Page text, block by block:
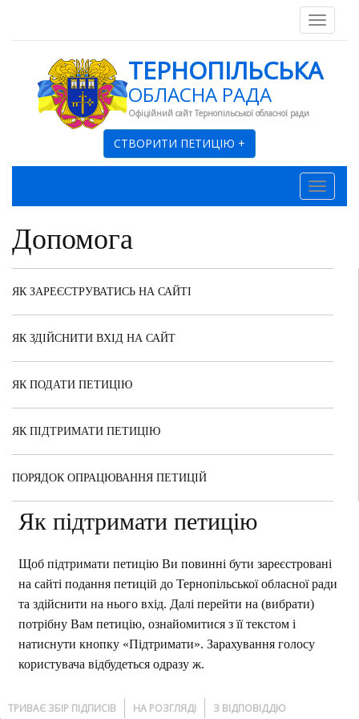
Toggle
ТЕРНОПІЛЬСЬКА
ОБЛАСНА РАДА
Офіційний сайт Тернопільської обласної ради
СТВОРИТИ ПЕТИЦІЮ +
Toggle
Допомога
ЯК ЗАРЕЄСТРУВАТИСЬ НА САЙТІ
ЯК ЗДІЙСНИТИ ВХІД НА САЙТ
ЯК ПОДАТИ ПЕТИЦІЮ
ЯК ПІДТРИМАТИ ПЕТИЦІЮ
ПОРЯДОК ОПРАЦЮВАННЯ ПЕТИЦІЙ
Як підтримати петицію
Щоб підтримати петицію Ви повинні бути зареєстровані
на сайті подання петицій до Тернопільської обласної ради
та здійснити на нього вхід. Далі перейти на (вибрати)
потрібну Вам петицію, ознайомитися з її текстом і
натиснути кнопку «Підтримати». Зарахування голосу
користувача відбудеться одразу ж.
ТРИВАЄ ЗБІР ПІДПИСІВ НА РОЗГЛЯДІ З ВІДПОВІДДЮ